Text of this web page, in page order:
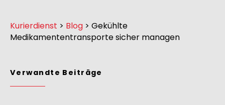
Kurierdienst > Blog > Gekühlte
Medikamententransporte sicher managen
Verwandte Beiträge